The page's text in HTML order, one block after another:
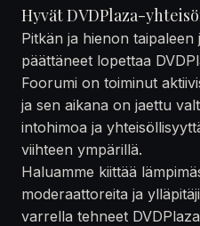
Hyvät DVDPlaza-
Pitkän ja hienon taipaleen
päättäneet lopettaa
Foorumi on toiminut
ja sen aikana on jaettu
intohimoa ja
viihteen ympärillä.
Haluamme kiittää
moderaattoreita ja
varrella tehneet